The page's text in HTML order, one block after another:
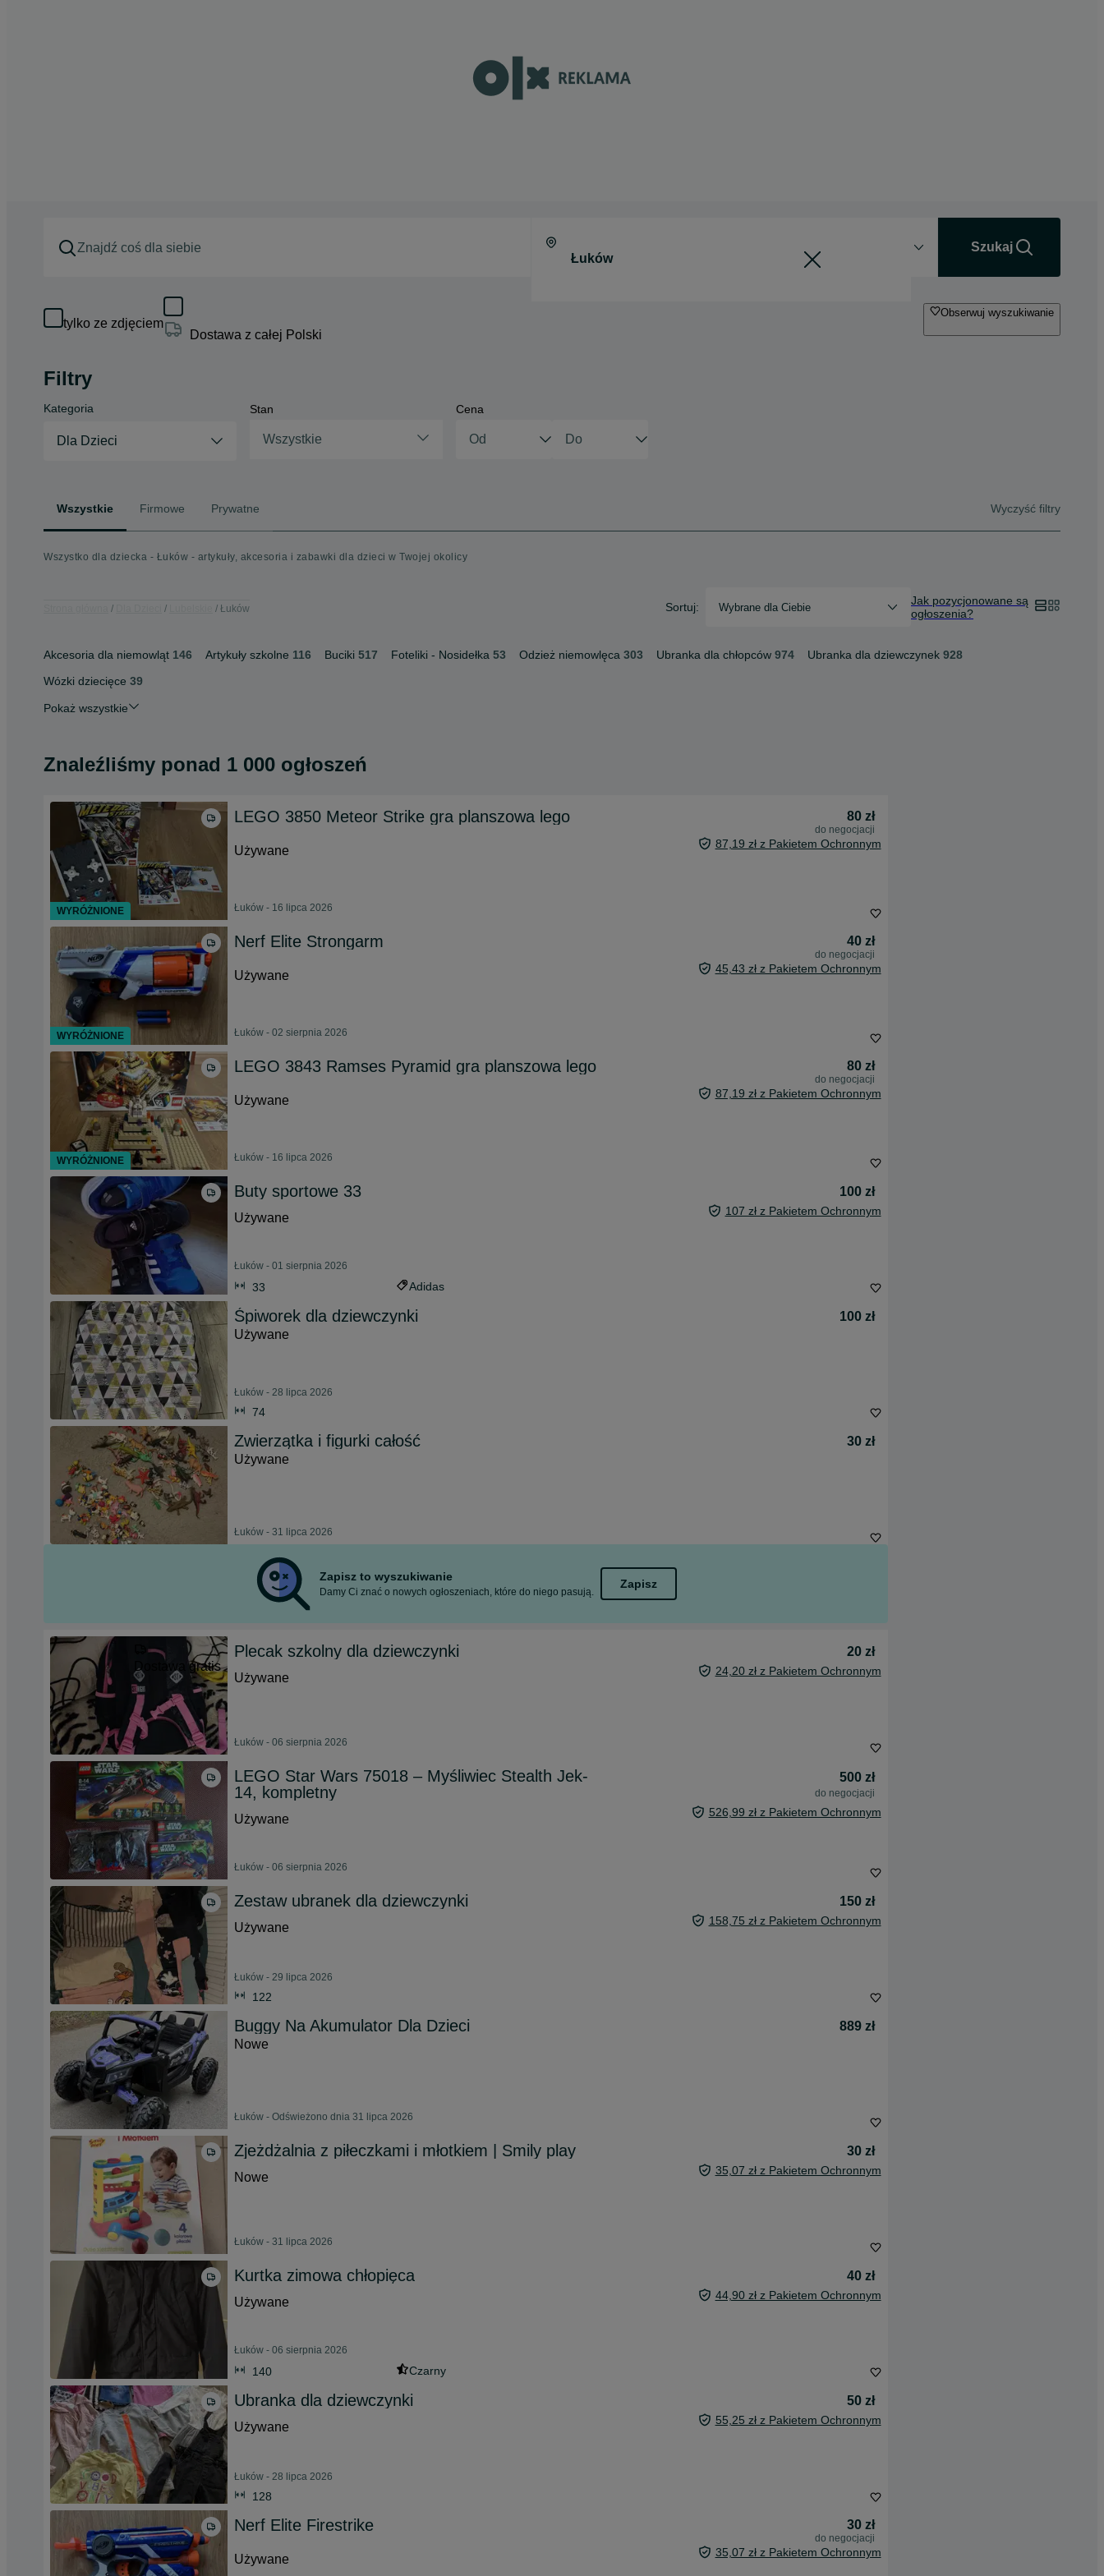
Szukaj
tylko ze zdjęciem
Dostawa z całej Polski
Obserwuj wyszukiwanie
Filtry
Kategoria
Dla Dzieci
Stan
Wszystkie
Cena
Wszystkie Firmowe Prywatne Wyczyść filtry
Wszystko dla dziecka - Łuków - artykuły, akcesoria i zabawki dla dzieci w Twojej okolicy
Łuków Sortuj: Wybrane dla Ciebie
Jak pozycjonowane są
ogłoszenia?
Akcesoria dla niemowląt 146 Artykuły szkolne 116 Buciki 517 Foteliki - Nosidełka 53 Odzież niemowlęca 303 Ubranka dla chłopców 974 Ubranka dla dziewczynek 928
Wózki dziecięce 39
Pokaż wszystkie
Znaleźliśmy ponad 1 000 ogłoszeń
LEGO 3850 Meteor Strike gra planszowa lego 80 zł
do negocjacji
Używane 87,19 zł z Pakietem Ochronnym
Łuków - 16 lipca 2026
Nerf Elite Strongarm 40 zł
do negocjacji
Używane 45,43 zł z Pakietem Ochronnym
Łuków - 02 sierpnia 2026
LEGO 3843 Ramses Pyramid gra planszowa lego 80 zł
do negocjacji
Używane 87,19 zł z Pakietem Ochronnym
Łuków - 16 lipca 2026
Buty sportowe 33
100 zł
Używane
107 zł z Pakietem Ochronnym
Łuków - 01 sierpnia 2026
33 Adidas
Śpiworek dla dziewczynki
100 zł
Używane
Łuków - 28 lipca 2026
74
Zwierzątka i figurki całość
30 zł
Używane
Łuków - 31 lipca 2026
Zapisz to wyszukiwanie
Damy Ci znać o nowych ogłoszeniach, które do niego pasują.
Zapisz
Dostawa gratis
Plecak szkolny dla dziewczynki
20 zł
Używane
24,20 zł z Pakietem Ochronnym
Łuków - 06 sierpnia 2026
LEGO Star Wars 75018 – Myśliwiec Stealth Jek-
14, kompletny
500 zł
do negocjacji
Używane 526,99 zł z Pakietem Ochronnym
Łuków - 06 sierpnia 2026
Zestaw ubranek dla dziewczynki
150 zł
Używane
158,75 zł z Pakietem Ochronnym
Łuków - 29 lipca 2026
122
Buggy Na Akumulator Dla Dzieci
889 zł
Nowe
Łuków - Odświeżono dnia 31 lipca 2026
Zjeżdżalnia z piłeczkami i młotkiem | Smily play
30 zł
Nowe
35,07 zł z Pakietem Ochronnym
Łuków - 31 lipca 2026
Kurtka zimowa chłopięca
40 zł
Używane
44,90 zł z Pakietem Ochronnym
Łuków - 06 sierpnia 2026
140 Czarny
Ubranka dla dziewczynki
50 zł
Używane
55,25 zł z Pakietem Ochronnym
Łuków - 28 lipca 2026
128
Nerf Elite Firestrike 30 zł
do negocjacji
Używane 35,07 zł z Pakietem Ochronnym
WYRÓŻNIONE
WYRÓŻNIONE
WYRÓŻNIONE